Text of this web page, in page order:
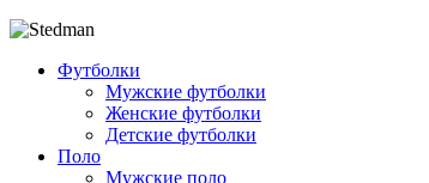
Футболки
Мужские футболки
Женские футболки
Детские футболки
Поло
Мужские поло